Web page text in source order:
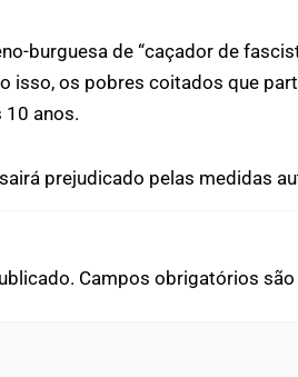
burguesa de “caçador de
isso, os pobres coitados que
10 anos.
prejudicado pelas medidas
Campos obrigatórios